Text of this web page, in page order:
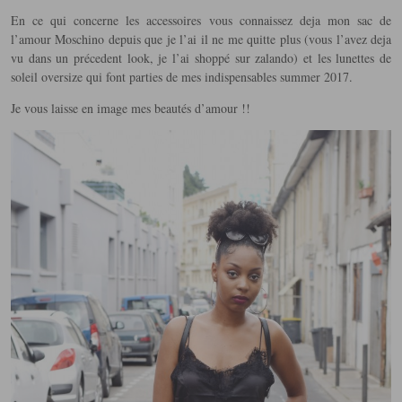
En ce qui concerne les accessoires vous connaissez deja mon sac de
l’amour Moschino depuis que je l’ai il ne me quitte plus (vous l’avez deja
vu dans un précedent look, je l’ai shoppé sur zalando) et les lunettes de
soleil oversize qui font parties de mes indispensables summer 2017.
Je vous laisse en image mes beautés d’amour !!